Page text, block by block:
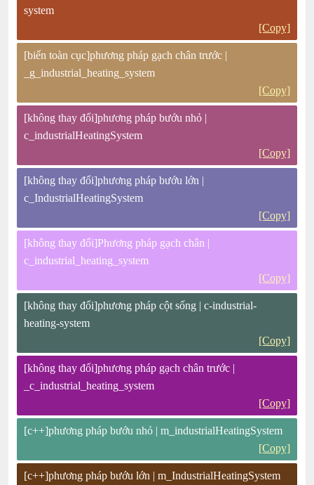
system
[Copy]
[biến toàn cục]phương pháp gạch chân trước |
_g_industrial_heating_system
[Copy]
[không thay đổi]phương pháp bướu nhỏ |
c_industrialHeatingSystem
[Copy]
[không thay đổi]phương pháp bướu lớn |
c_IndustrialHeatingSystem
[Copy]
[không thay đổi]Phương pháp gạch chân |
c_industrial_heating_system
[Copy]
[không thay đổi]phương pháp cột sống | c-industrial-
heating-system
[Copy]
[không thay đổi]phương pháp gạch chân trước |
_c_industrial_heating_system
[Copy]
[c++]phương pháp bướu nhỏ | m_industrialHeatingSystem
[Copy]
[c++]phương pháp bướu lớn | m_IndustrialHeatingSystem